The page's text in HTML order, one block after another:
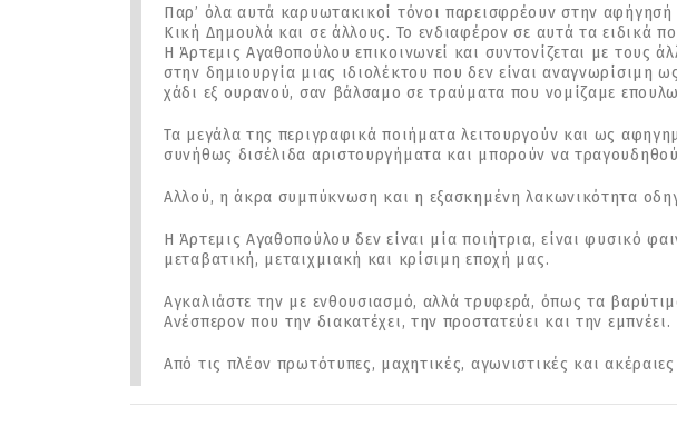
Παρ’ όλα αυτά καρυωτακικοί τόνοι παρεισφρέουν στην
Κική Δημουλά και σε άλλους. Το ενδιαφέρον σε αυτά τα ειδικά
Η Άρτεμις Αγαθοπούλου επικοινωνεί και συντονίζεται με τους
στην δημιουργία μιας ιδιολέκτου που δεν είναι αναγνωρίσιμη
χάδι εξ ουρανού, σαν βάλσαμο σε τραύματα που νομίζαμε
Τα μεγάλα της περιγραφικά ποιήματα λειτουργούν και ως
συνήθως δισέλιδα αριστουργήματα και μπορούν να
Αλλού, η άκρα συμπύκνωση και η εξασκημένη λακωνικότητα
Η Άρτεμις Αγαθοπούλου δεν είναι μία ποιήτρια, είναι φυσικό
μεταβατική, μεταιχμιακή και κρίσιμη εποχή μας.
Αγκαλιάστε την με ενθουσιασμό, αλλά τρυφερά, όπως τα
Ανέσπερον που την διακατέχει, την προστατεύει και την εμπνέει.
Από τις πλέον πρωτότυπες, μαχητικές, αγωνιστικές και